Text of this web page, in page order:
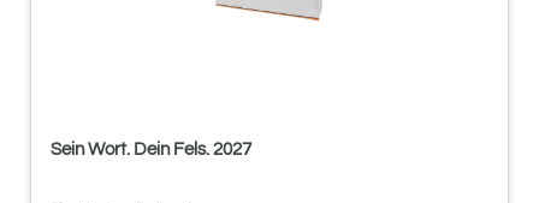
Sein Wort. Dein Fels. 2027